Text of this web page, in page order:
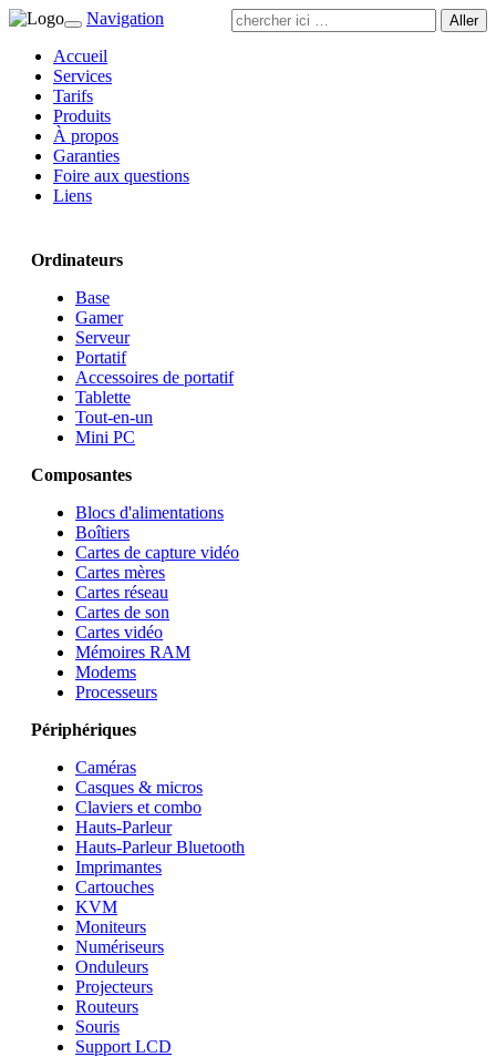
Toggle
navigation
Navigation
Accueil
Services
Tarifs
Produits
À propos
Garanties
Foire aux questions
Liens
Ordinateurs
Base
Gamer
Serveur
Portatif
Accessoires de portatif
Tablette
Tout-en-un
Mini PC
Composantes
Blocs d'alimentations
Boîtiers
Cartes de capture vidéo
Cartes mères
Cartes réseau
Cartes de son
Cartes vidéo
Mémoires RAM
Modems
Processeurs
Périphériques
Caméras
Casques & micros
Claviers et combo
Hauts-Parleur
Hauts-Parleur Bluetooth
Imprimantes
Cartouches
KVM
Moniteurs
Numériseurs
Onduleurs
Projecteurs
Routeurs
Souris
Support LCD